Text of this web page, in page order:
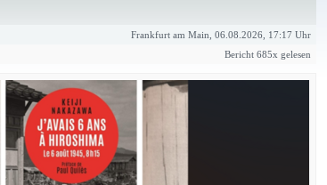
Frankfurt am Main, 06.08.2026, 17:17 Uhr
Bericht 685x gelesen